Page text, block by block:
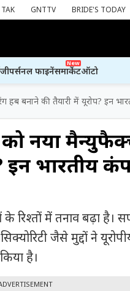
GNTTV BRIDE'S TODAY
पर्सनल फाइनेंस
New
मार्केटऑटो
बनाने की तैयारी में यूरोप? इन
नया
इन भारतीय
रिश्तों में तनाव बढ़ा है।
जैसे मुद्दों ने
है।